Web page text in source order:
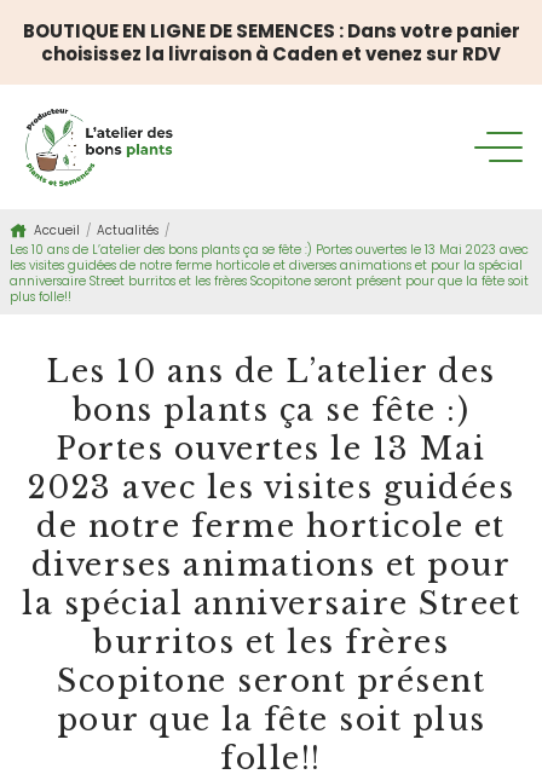
BOUTIQUE EN LIGNE DE SEMENCES : Dans votre panier
choisissez la livraison à Caden et venez sur RDV
Accueil / Actualités /
Les 10 ans de L’atelier des bons plants ça se fête :) Portes ouvertes le 13 Mai 2023 avec
les visites guidées de notre ferme horticole et diverses animations et pour la spécial
anniversaire Street burritos et les frères Scopitone seront présent pour que la fête soit
plus folle!!
Les 10 ans de L’atelier des
bons plants ça se fête :)
Portes ouvertes le 13 Mai
2023 avec les visites guidées
de notre ferme horticole et
diverses animations et pour
la spécial anniversaire Street
burritos et les frères
Scopitone seront présent
pour que la fête soit plus
folle!!